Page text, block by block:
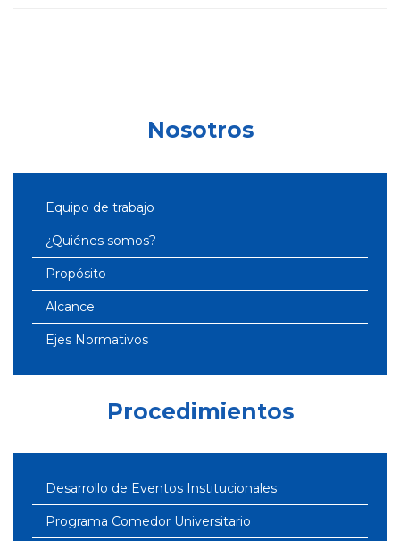
Nosotros
Equipo de trabajo
¿Quiénes somos?
Propósito
Alcance
Ejes Normativos
Procedimientos
Desarrollo de Eventos Institucionales
Programa Comedor Universitario